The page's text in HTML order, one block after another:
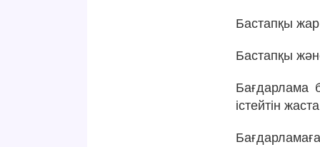
Бастапқы
Бастапқы
Бағдарлама
істейтін
Бағдарламаға